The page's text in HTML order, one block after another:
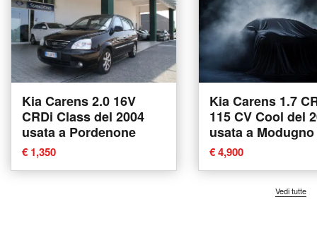
Kia Carens 2.0 16V
CRDi Class del 2004
usata a Pordenone
€ 1,350
Kia Carens 1.7
115 CV Cool del
usata a Modugno
€ 4,900
Vedi tutte